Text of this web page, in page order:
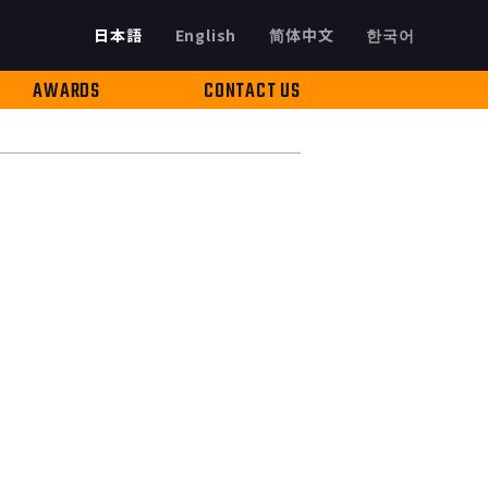
日本語 한국어
English 简体中文
AWARDS CONTACT US